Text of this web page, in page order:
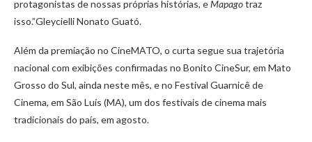
protagonistas de nossas próprias histórias, eMapagotraz
isso.”Gleycielli Nonato Guató.
Além da premiação no CineMATO, o curta segue sua trajetória
nacional com exibições confirmadas no Bonito CineSur, em Mato
Grosso do Sul, ainda neste mês, e no Festival Guarnicê de
Cinema, em São Luís (MA), um dos festivais de cinema mais
tradicionais do país, em agosto.